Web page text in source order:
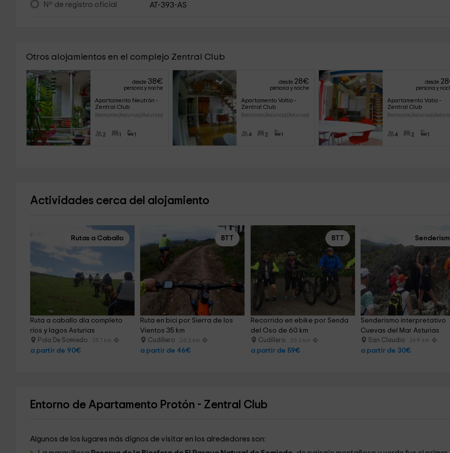
Nº de registro oficial AT-393-AS
Otros alojamientos en el complejo Zentral Club
desde 38€
persona y noche
Apartamento Neutrón -
Zentral Club
Belmonte (Asturias) (Asturias)
2 1 1
desde 28€
persona y noche
Apartamento Voltio -
Zentral Club
Belmonte (Asturias) (Asturias)
4 2 1
desde 28
persona y
Apartamento Vatio -
Zentral Club
Belmonte (Asturias)
4 2 1
Actividades cerca del alojamiento
Rutas a Caballo
Ruta a caballo día completo
ríos y lagos Asturias
Pola De Somiedo 25.7 km
a partir de 90€
BTT
Ruta en bici por Sierra de los
Vientos 35 km
Cudillero 26.3 km
a partir de 46€
BTT
Recorrido en ebike por Senda
del Oso de 60 km
Cudillero 26.3 km
a partir de 59€
Senderismo interpretativo
Cuevas del Mar Asturias
San Claudio 24.9 km
a partir de 30€
Entorno de Apartamento Protón - Zentral Club
Algunos de los lugares más dignos de visitar en los alrededores son: